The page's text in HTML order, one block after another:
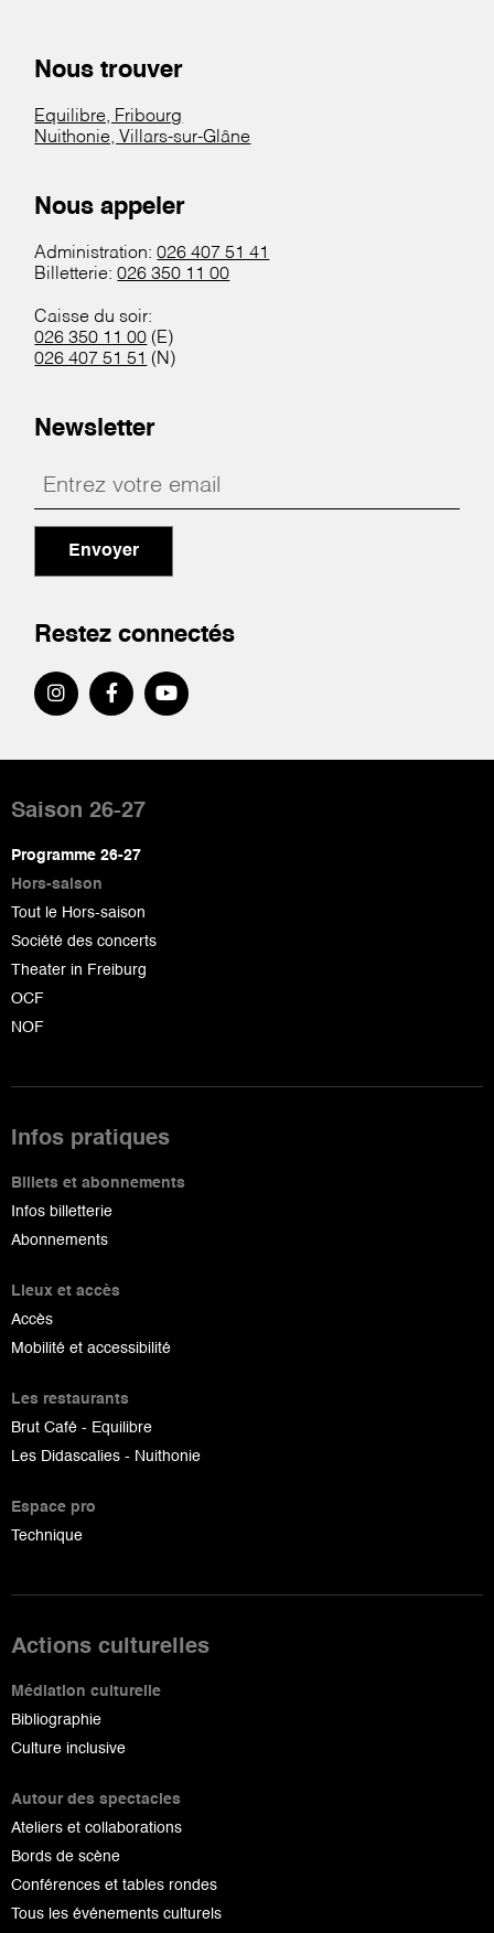
Nous trouver
Equilibre, Fribourg
Nuithonie, Villars-sur-Glâne
Nous appeler
Administration:026 407 51 41
Billetterie:026 350 11 00
Caisse du soir:
026 350 11 00 (E)
026 407 51 51 (N)
Newsletter
Envoyer
Restez connectés
de
page
Saison 26-27
Programme 26-27
Hors-saison
Tout le Hors-saison
Société des concerts
Theater in Freiburg
OCF
NOF
Infos pratiques
Billets et abonnements
Infos billetterie
Abonnements
Lieux et accès
Accès
Mobilité et accessibilité
Les restaurants
Brut Café - Equilibre
Les Didascalies - Nuithonie
Espace pro
Technique
Actions culturelles
Médiation culturelle
Bibliographie
Culture inclusive
Autour des spectacles
Ateliers et collaborations
Bords de scène
Conférences et tables rondes
Tous les événements culturels